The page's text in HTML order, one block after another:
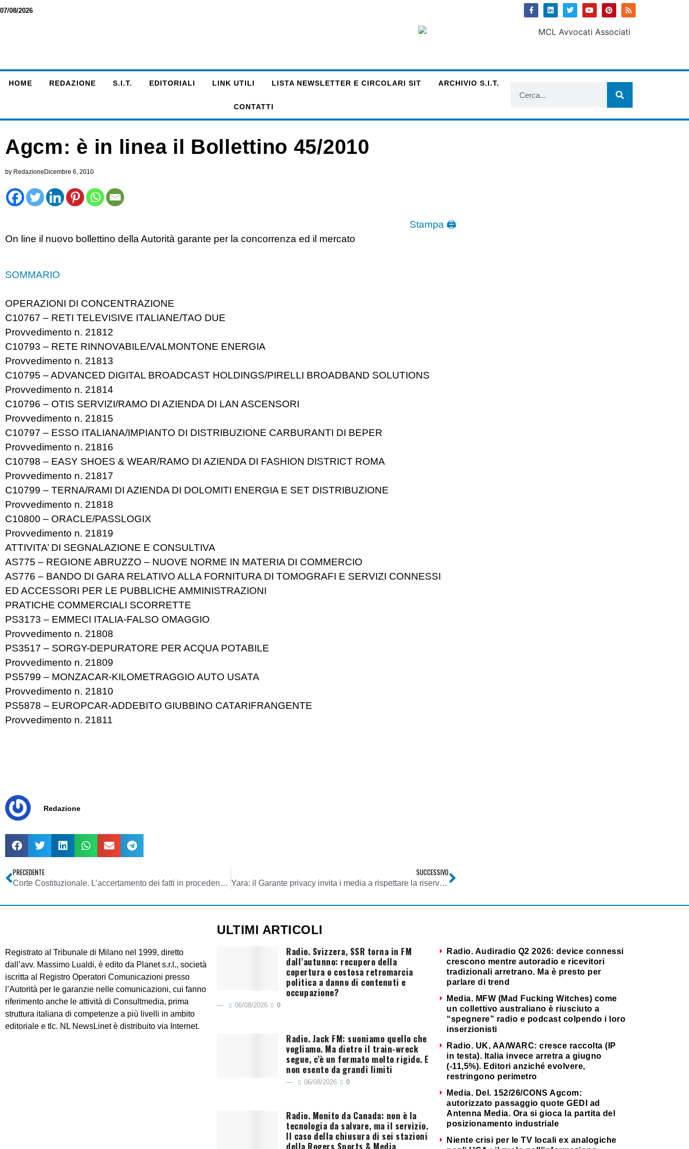
07/08/2026
HOME REDAZIONE S.I.T. EDITORIALI LINK UTILI LISTA NEWSLETTER E CIRCOLARI SIT ARCHIVIO S.I.T.
CONTATTI
Agcm: è in linea il Bollettino 45/2010
by Redazione Dicembre 6, 2010
Stampa 🖨
On line il nuovo bollettino della Autorità garante per la concorrenza ed il mercato
SOMMARIO
OPERAZIONI DI CONCENTRAZIONE
C10767 – RETI TELEVISIVE ITALIANE/TAO DUE
Provvedimento n. 21812
C10793 – RETE RINNOVABILE/VALMONTONE ENERGIA
Provvedimento n. 21813
C10795 – ADVANCED DIGITAL BROADCAST HOLDINGS/PIRELLI BROADBAND SOLUTIONS
Provvedimento n. 21814
C10796 – OTIS SERVIZI/RAMO DI AZIENDA DI LAN ASCENSORI
Provvedimento n. 21815
C10797 – ESSO ITALIANA/IMPIANTO DI DISTRIBUZIONE CARBURANTI DI BEPER
Provvedimento n. 21816
C10798 – EASY SHOES & WEAR/RAMO DI AZIENDA DI FASHION DISTRICT ROMA
Provvedimento n. 21817
C10799 – TERNA/RAMI DI AZIENDA DI DOLOMITI ENERGIA E SET DISTRIBUZIONE
Provvedimento n. 21818
C10800 – ORACLE/PASSLOGIX
Provvedimento n. 21819
ATTIVITA’ DI SEGNALAZIONE E CONSULTIVA
AS775 – REGIONE ABRUZZO – NUOVE NORME IN MATERIA DI COMMERCIO
AS776 – BANDO DI GARA RELATIVO ALLA FORNITURA DI TOMOGRAFI E SERVIZI CONNESSI
ED ACCESSORI PER LE PUBBLICHE AMMINISTRAZIONI
PRATICHE COMMERCIALI SCORRETTE
PS3173 – EMMECI ITALIA-FALSO OMAGGIO
Provvedimento n. 21808
PS3517 – SORGY-DEPURATORE PER ACQUA POTABILE
Provvedimento n. 21809
PS5799 – MONZACAR-KILOMETRAGGIO AUTO USATA
Provvedimento n. 21810
PS5878 – EUROPCAR-ADDEBITO GIUBBINO CATARIFRANGENTE
Provvedimento n. 21811
Redazione
PRECEDENTE
Corte Costituzionale. L’accertamento dei fatti in procedendo nel processo penale non sospende il contemporaneo svolgimento di quello tributario
SUCCESSIVO
Yara: il Garante privacy invita i media a rispettare la riservatezza della famiglia
Registrato al Tribunale di Milano nel 1999, diretto
dall’avv. Massimo Lualdi, è edito da Planet s.r.l., società
iscritta al Registro Operatori Comunicazioni presso
l’Autorità per le garanzie nelle comunicazioni, cui fanno
riferimento anche le attività di Consultmedia, prima
struttura italiana di competenze a più livelli in ambito
editoriale e tlc. NL NewsLinet è distribuito via Internet.
ULTIMI ARTICOLI
Radio. Svizzera, SSR torna in FM
dall’autunno: recupero della
copertura o costosa retromarcia
politica a danno di contenuti e
occupazione?
06/08/2026 0
Radio. Jack FM: suoniamo quello che
vogliamo. Ma dietro il train-wreck
segue, c’è un formato molto rigido. E
non esente da grandi limiti
06/08/2026 0
Radio. Monito da Canada: non è la
tecnologia da salvare, ma il servizio.
Il caso della chiusura di sei stazioni
della Rogers Sports & Media
Radio. Audiradio Q2 2026: device connessi
crescono mentre autoradio e ricevitori
tradizionali arretrano. Ma è presto per
parlare di trend
Media. MFW (Mad Fucking Witches) come
un collettivo australiano è riusciuto a
“spegnere” radio e podcast colpendo i loro
inserzionisti
Radio. UK, AA/WARC: cresce raccolta (IP
in testa). Italia invece arretra a giugno
(-11,5%). Editori anziché evolvere,
restringono perimetro
Media. Del. 152/26/CONS Agcom:
autorizzato passaggio quote GEDI ad
Antenna Media. Ora si gioca la partita del
posizionamento industriale
Niente crisi per le TV locali ex analogiche